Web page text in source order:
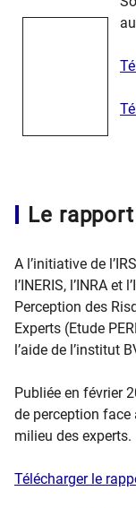
Le
A l’initiative de
l’INERIS, l’INRA et
Perception des
Experts (Etude
l’aide de l’institut
Publiée en février
de perception face
milieu des experts.​
Télécharger le